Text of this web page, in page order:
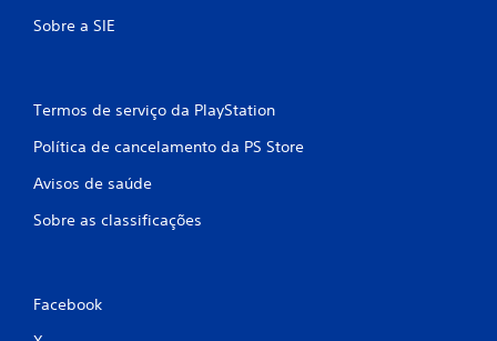
Sobre a SIE
Termos de serviço da PlayStation
Política de cancelamento da PS Store
Avisos de saúde
Sobre as classificações
Facebook